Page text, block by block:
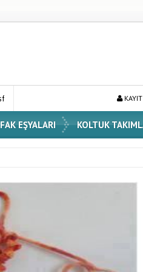
Vazo Modelleri ve Dekorasyon
EŞYALARI KOLTUK